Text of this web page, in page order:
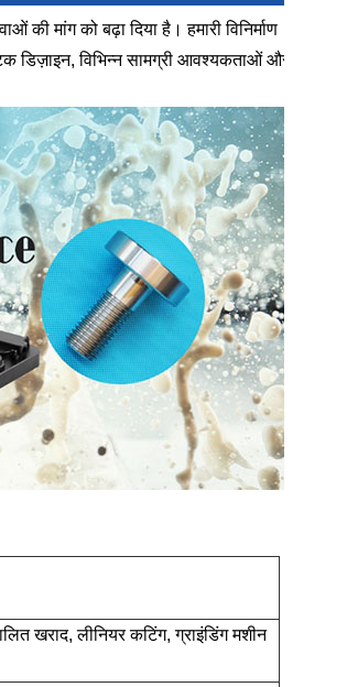
मांग को बढ़ा दिया है। हमारी विनिर्माण
डिज़ाइन, विभिन्न सामग्री आवश्यकताओं और
खराद, लीनियर कटिंग, ग्राइंडिंग मशीन